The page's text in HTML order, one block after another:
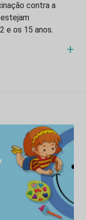
contra a
e os 15 anos.
+